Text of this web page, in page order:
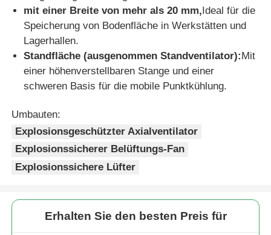
mit einer Breite von mehr als 20 mm,Ideal für die
Speicherung von Bodenfläche in Werkstätten und
Lagerhallen.
Standfläche (ausgenommen Standventilator):Mit
einer höhenverstellbaren Stange und einer
schweren Basis für die mobile Punktkühlung.
Umbauten:
Explosionsgeschützter Axialventilator
Explosionssicherer Belüftungs-Fan
Explosionssichere Lüfter
Erhalten Sie den besten Preis für